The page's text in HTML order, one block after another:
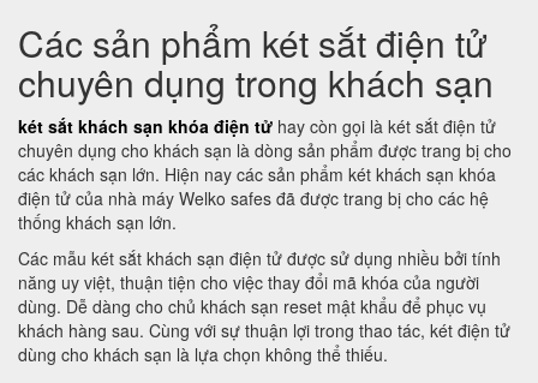
Các sản phẩm két sắt điện tử
chuyên dụng trong khách sạn
két sắt khách sạn khóa điện tử hay còn gọi là két sắt điện tử
chuyên dụng cho khách sạn là dòng sản phẩm được trang bị cho
các khách sạn lớn. Hiện nay các sản phẩm két khách sạn khóa
điện tử của nhà máy Welko safes đã được trang bị cho các hệ
thống khách sạn lớn.
Các mẫu két sắt khách sạn điện tử được sử dụng nhiều bởi tính
năng uy việt, thuận tiện cho việc thay đổi mã khóa của người
dùng. Dễ dàng cho chủ khách sạn reset mật khẩu để phục vụ
khách hàng sau. Cùng với sự thuận lợi trong thao tác, két điện tử
dùng cho khách sạn là lựa chọn không thể thiếu.